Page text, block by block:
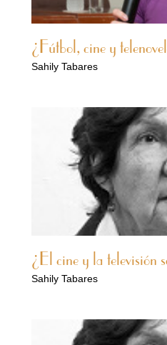
¿Fútbol, cine y
Sahily Tabares
¿El cine y la televisión
Sahily Tabares